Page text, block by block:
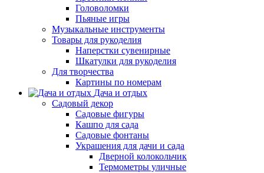
Головоломки
Пьяные игры
Музыкальные инструменты
Товары для рукоделия
Наперстки сувенирные
Шкатулки для рукоделия
Для творчества
Картины по номерам
Дача и отдых
Садовый декор
Садовые фигуры
Кашпо для сада
Садовые фонтаны
Украшения для дачи и сада
Дверной колокольчик
Термометры уличные